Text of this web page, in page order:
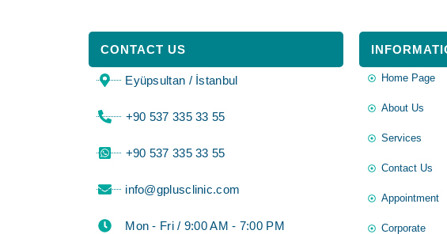
CONTACT US
Eyüpsultan / İstanbul
⁦+90 537 335 33 55⁩
⁦+90 537 335 33 55⁩
info@gplusclinic.com
Mon - Fri / 9:00 AM - 7:00 PM
Home Page
About Us
Services
Contact Us
Appointment
Corporate